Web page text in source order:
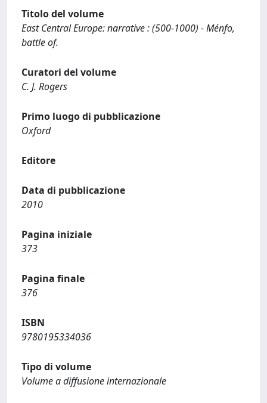
Titolo del volume
East Central Europe: narrative : (500-1000) - Ménfo,
battle of.
Curatori del volume
C. J. Rogers
Primo luogo di pubblicazione
Oxford
Editore
Data di pubblicazione
2010
Pagina iniziale
373
Pagina finale
376
ISBN
9780195334036
Tipo di volume
Volume a diffusione internazionale